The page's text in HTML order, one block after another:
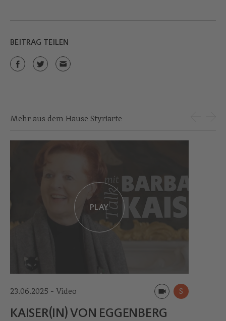
BEITRAG TEILEN
Mehr aus dem Hause Styriarte
PLAY
23.06.2025 - Video S
KAISER(IN) VON EGGENBERG